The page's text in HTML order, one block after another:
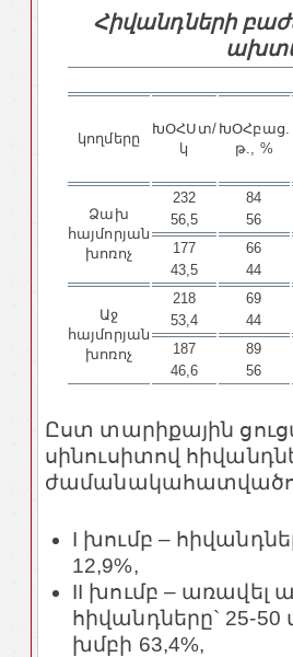
Հիվանդների
կողմերը
ԽՕՀՍտ/
կ
ԽՕՀբաց.
թ., %
Ձախ
հայմորյան
խոռոչ
232
56,5
84
56
177
43,5
66
44
Աջ
հայմորյան
խոռոչ
218
53,4
69
44
187
46,6
89
56
Ըստ տարիքային
սինուսիտով
I խումբ –
12,9%,
II խումբ –
հիվանդները` 25-
խմբի 63,4%,